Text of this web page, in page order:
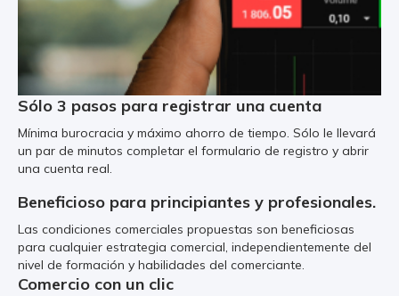
Sólo 3 pasos para registrar una cuenta
Mínima burocracia y máximo ahorro de tiempo. Sólo le llevará
un par de minutos completar el formulario de registro y abrir
una cuenta real.
Beneficioso para principiantes y profesionales.
Las condiciones comerciales propuestas son beneficiosas
para cualquier estrategia comercial, independientemente del
nivel de formación y habilidades del comerciante.
Comercio con un clic